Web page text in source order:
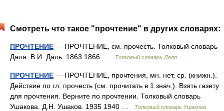
Смотреть что такое "прочтение" в других словарях:
ПРОЧТЕНИЕ — ПРОЧТЕНИЕ, см. прочесть. Толковый словарь
Даля. В.И. Даль. 1863 1866 …
Толковый словарь Даля
ПРОЧТЕНИЕ — ПРОЧТЕНИЕ, прочтения, мн. нет, ср. (книжн.).
Действие по гл. прочесть (см. прочитать в 1 знач.). Взять газету
для прочтения. Верните по прочтении. Толковый словарь
Ушакова. Д.Н. Ушаков. 1935 1940 …
Толковый словарь Ушакова